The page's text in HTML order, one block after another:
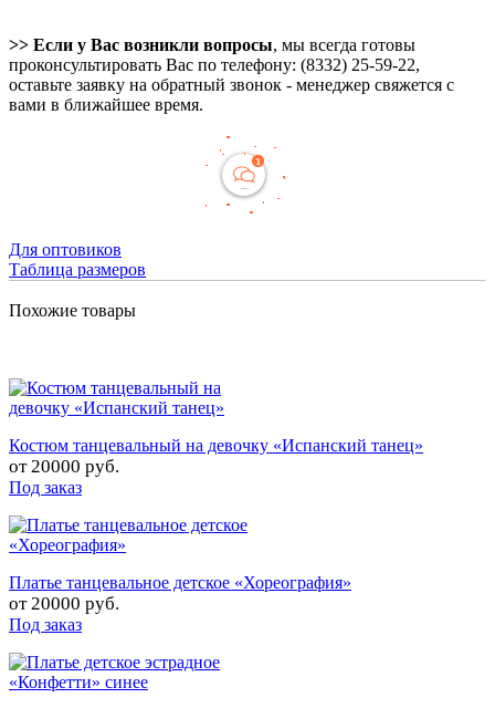
>> Если у Вас возникли вопросы, мы всегда готовы
проконсультировать Вас по телефону: (8332) 25-59-22,
оставьте заявку на обратный звонок - менеджер свяжется с
вами в ближайшее время.
Для оптовиков
Таблица размеров
Похожие товары
Костюм танцевальный на девочку «Испанский танец»
от 20000 руб.
Под заказ
Платье танцевальное детское «Хореография»
от 20000 руб.
Под заказ